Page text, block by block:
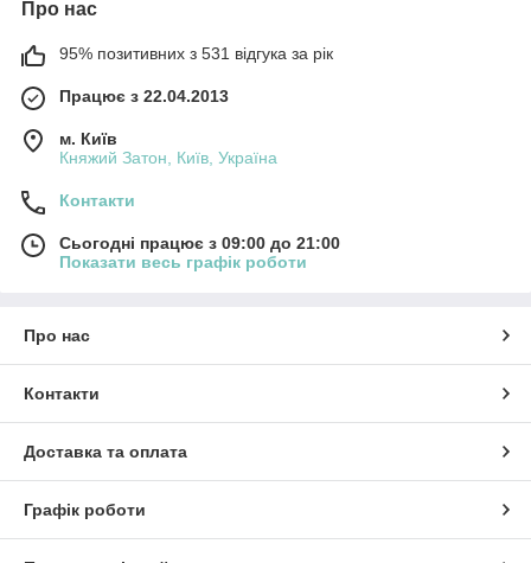
Про нас
95% позитивних з 531 відгука за рік
Працює з 22.04.2013
м. Київ
Княжий Затон, Київ, Україна
Контакти
Сьогодні працює з 09:00 до 21:00
Показати весь графік роботи
Про нас
Контакти
Доставка та оплата
Графік роботи